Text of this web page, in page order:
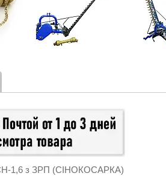
1,6 з ЗРП (СIНОКОСАРКА)